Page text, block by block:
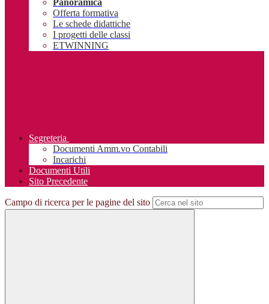
Panoramica
Offerta formativa
Le schede didattiche
I progetti delle classi
ETWINNING
Segreteria
Documenti Amm.vo Contabili
Incarichi
Documenti Utili
Sito Precedente
Campo di ricerca per le pagine del sito